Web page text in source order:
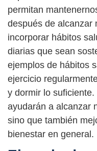
permitan
después de alcanzar
incorporar hábitos
diarias que sean
ejemplos de hábitos
ejercicio
y dormir lo
ayudarán a alcanzar
sino que también
bienestar en general.